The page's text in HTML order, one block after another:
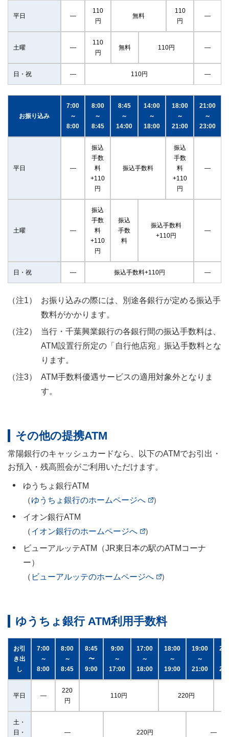
平日 ―
110
円
無料
110
円
―
土曜 ―
110
円
無料 110円 ―
日・祝 ― 110円 ―
お振り込み
7:00
～
8:00
8:00
～
8:45
8:45
～
14:00
14:00
～
18:00
18:00
～
21:00
21:00
～
23:00
平日 ―
振込
手数
料
+110
円
振込手数料
振込
手数
料
+110
円
―
土曜 ―
振込
手数
料
+110
円
振込
手数
料
振込手数料
+110円
―
日・祝 ― 振込手数料+110円 ―
お振り込みの際には、別途各銀行が定める振込手
数料がかかります。
当行・千葉興業銀行の各銀行間の振込手数料は、
ATM設置行所定の「自行他店宛」振込手数料とな
ります。
ATM手数料優遇サービスの適用対象外となりま
す。
その他の提携ATM
常陽銀行のキャッシュカードなら、以下のATMでお引出・
お預入・残高照会がご利用いただけます。
ゆうちょ銀行ATM
（ゆうちょ銀行のホームページへ
）
イオン銀行ATM
（イオン銀行のホームページへ
）
ビューアルッテATM（JR東日本の駅のATMコーナ
ー）
（ ビューアルッテのホームページへ ）
ゆうちょ銀行 ATM利用手数料
お引
き出
し
7:00
～
8:00
8:00
～
8:45
8:45
〜
9:00
9:00
～
17:00
17:00
～
18:00
18:00
～
19:00
19:00
～
21:00
平日 ―
220
円
110円 220円
土・
日・
― 220円 ―